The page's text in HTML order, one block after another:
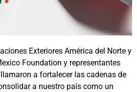
Exteriores América del Norte y
Foundation y representantes
a fortalecer las cadenas de
a nuestro país como un